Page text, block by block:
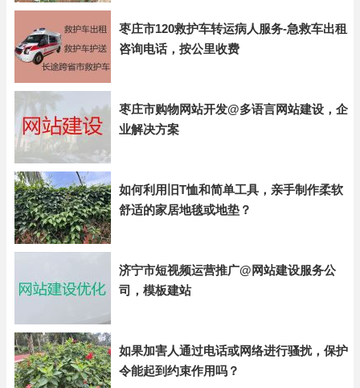
枣庄市120救护车转运病人服务-急救车出租
咨询电话，按公里收费
枣庄市购物网站开发@多语言网站建设，企
业解决方案
如何利用旧T恤和简单工具，亲手制作柔软
舒适的家居地毯或地垫？
济宁市短视频运营推广@网站建设服务公
司，模板建站
如果加害人通过电话或网络进行骚扰，保护
令能起到约束作用吗？